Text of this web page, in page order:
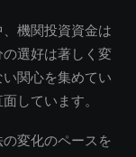
機関投資資金は
選好は著しく変
関心を集めてい
しています。
変化のペースを